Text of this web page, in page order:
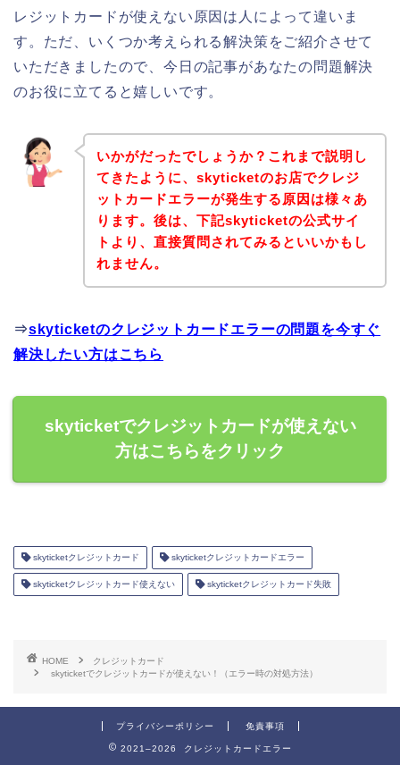
レジットカードが使えない原因は人によって違いま
す。ただ、いくつか考えられる解決策をご紹介させて
いただきましたので、今日の記事があなたの問題解決
のお役に立てると嬉しいです。
いかがだったでしょうか？これまで説明し
てきたように、skyticketのお店でクレジ
ットカードエラーが発生する原因は様々あ
ります。後は、下記skyticketの公式サイ
トより、直接質問されてみるといいかもし
れません。
⇒skyticketのクレジットカードエラーの問題を今すぐ
解決したい方はこちら
skyticketでクレジットカードが使えない
方はこちらをクリック
skyticketクレジットカード skyticketクレジットカードエラー
skyticketクレジットカード使えない skyticketクレジットカード失敗
HOME
クレジットカード
skyticketでクレジットカードが使えない！（エラー時の対処方法）
プライバシーポリシー 免責事項
2021–2026 クレジットカードエラー